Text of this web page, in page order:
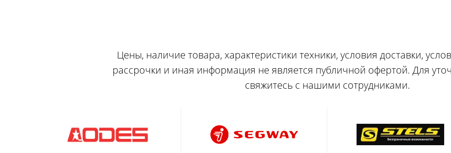
Цены, наличие товара, характеристики техники, условия доставки,
рассрочки и иная информация не является публичной офертой. Для
свяжитесь с нашими сотрудниками.